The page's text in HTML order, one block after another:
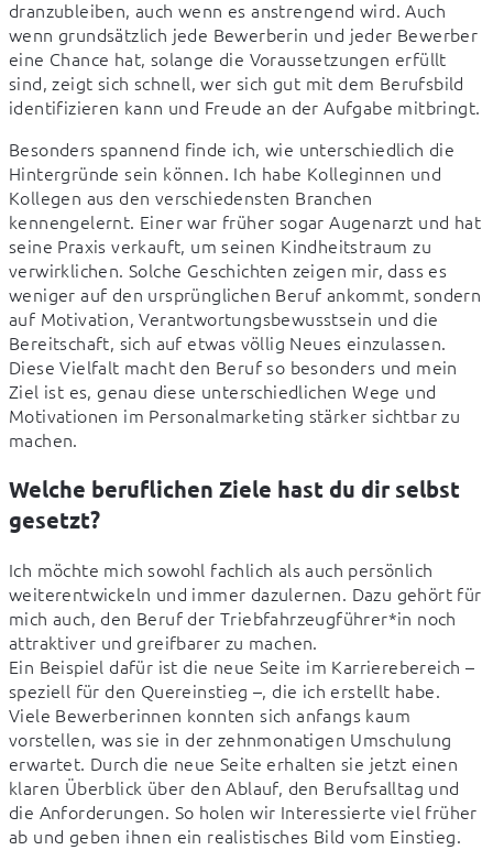
dranzubleiben, auch wenn es anstrengend wird. Auch
wenn grundsätzlich jede Bewerberin und jeder Bewerber
eine Chance hat, solange die Voraussetzungen erfüllt
sind, zeigt sich schnell, wer sich gut mit dem Berufsbild
identifizieren kann und Freude an der Aufgabe mitbringt.
Besonders spannend finde ich, wie unterschiedlich die
Hintergründe sein können. Ich habe Kolleginnen und
Kollegen aus den verschiedensten Branchen
kennengelernt. Einer war früher sogar Augenarzt und hat
seine Praxis verkauft, um seinen Kindheitstraum zu
verwirklichen. Solche Geschichten zeigen mir, dass es
weniger auf den ursprünglichen Beruf ankommt, sondern
auf Motivation, Verantwortungsbewusstsein und die
Bereitschaft, sich auf etwas völlig Neues einzulassen.
Diese Vielfalt macht den Beruf so besonders und mein
Ziel ist es, genau diese unterschiedlichen Wege und
Motivationen im Personalmarketing stärker sichtbar zu
machen.
Welche beruflichen Ziele hast du dir selbst
gesetzt?
Ich möchte mich sowohl fachlich als auch persönlich
weiterentwickeln und immer dazulernen. Dazu gehört für
mich auch, den Beruf der Triebfahrzeugführer*in noch
attraktiver und greifbarer zu machen.
Ein Beispiel dafür ist die neue Seite im Karrierebereich –
speziell für den Quereinstieg –, die ich erstellt habe.
Viele Bewerberinnen konnten sich anfangs kaum
vorstellen, was sie in der zehnmonatigen Umschulung
erwartet. Durch die neue Seite erhalten sie jetzt einen
klaren Überblick über den Ablauf, den Berufsalltag und
die Anforderungen. So holen wir Interessierte viel früher
ab und geben ihnen ein realistisches Bild vom Einstieg.